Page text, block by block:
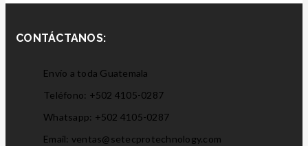
CONTÁCTANOS:
Envío a toda Guatemala
Teléfono: +502 4105-0287
Whatsapp: +502 4105-0287
Email: ventas@setecprotechnology.com